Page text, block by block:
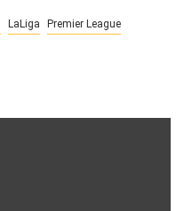
LaLiga Premier League